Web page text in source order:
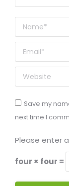
Name *
Email *
Website
Save my
next time I
Please enter
four × four =